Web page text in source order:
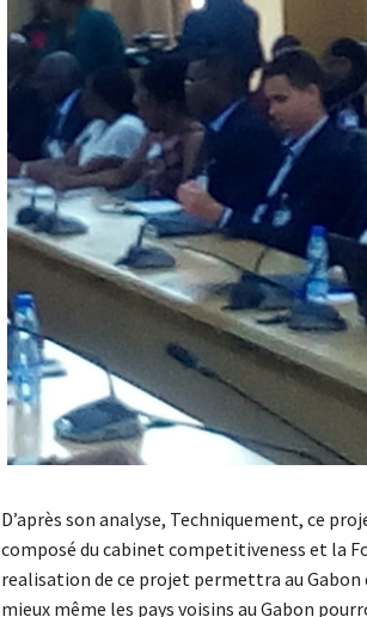
D’après son analyse, Techniquement, ce
composé du cabinet competitiveness et la
realisation de ce projet permettra au Gabon
mieux même les pays voisins au Gabon